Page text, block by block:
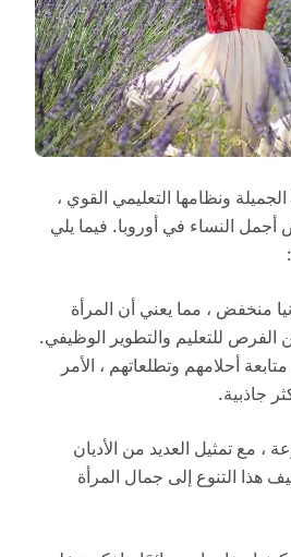
ونظامها التعليمي القوي ،
النساء في أوروبا. فيما يلي
منخفض ، مما يعني أن المرأة
الفرص للتعليم والتطوير الوظيفي.
أحلامهم وتطلعاتهم ، الأمر
جاذبية.
، مع تمثيل العديد من الأديان
هذا التنوع إلى جمال المرأة